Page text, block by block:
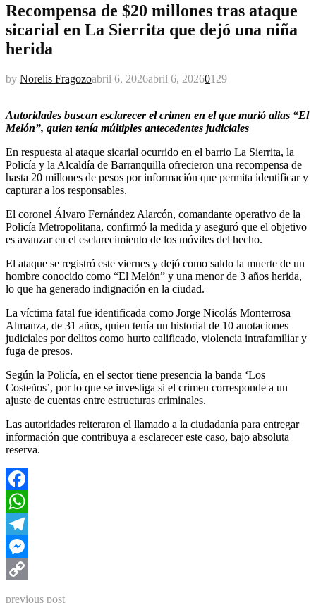
Recompensa de $20 millones tras ataque
sicarial en La Sierrita que dejó una niña
herida
by Norelis Fragozoabril 6, 2026abril 6, 20260129
Autoridades buscan esclarecer el crimen en el que murió alias “El
Melón”, quien tenía múltiples antecedentes judiciales
En respuesta al ataque sicarial ocurrido en el barrio La Sierrita, la
Policía y la Alcaldía de Barranquilla ofrecieron una recompensa de
hasta 20 millones de pesos por información que permita identificar y
capturar a los responsables.
El coronel Álvaro Fernández Alarcón, comandante operativo de la
Policía Metropolitana, confirmó la medida y aseguró que el objetivo
es avanzar en el esclarecimiento de los móviles del hecho.
El ataque se registró este viernes y dejó como saldo la muerte de un
hombre conocido como “El Melón” y una menor de 3 años herida,
lo que ha generado indignación en la ciudad.
La víctima fatal fue identificada como Jorge Nicolás Monterrosa
Almanza, de 31 años, quien tenía un historial de 10 anotaciones
judiciales por delitos como hurto calificado, violencia intrafamiliar y
fuga de presos.
Según la Policía, en el sector tiene presencia la banda ‘Los
Costeños’, por lo que se investiga si el crimen corresponde a un
ajuste de cuentas entre estructuras criminales.
Las autoridades reiteraron el llamado a la ciudadanía para entregar
información que contribuya a esclarecer este caso, bajo absoluta
reserva.
Facebook
WhatsApp
Telegram
Messenger
previous post